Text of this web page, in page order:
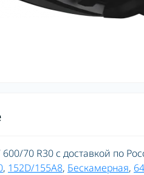
600/70 R30 с доставкой по
, 152D/155A8, Бескамерная,